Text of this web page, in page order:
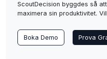
ScoutDecision byggdes så
maximera sin produktivitet.
Boka Demo Prova